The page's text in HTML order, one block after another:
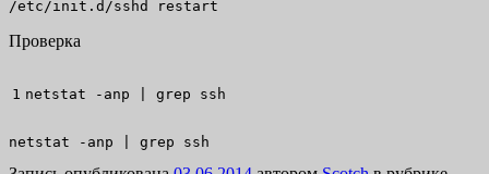
/etc/init.d/sshd restart
Проверка
netstat -anp grep ssh
netstat -anp | grep ssh